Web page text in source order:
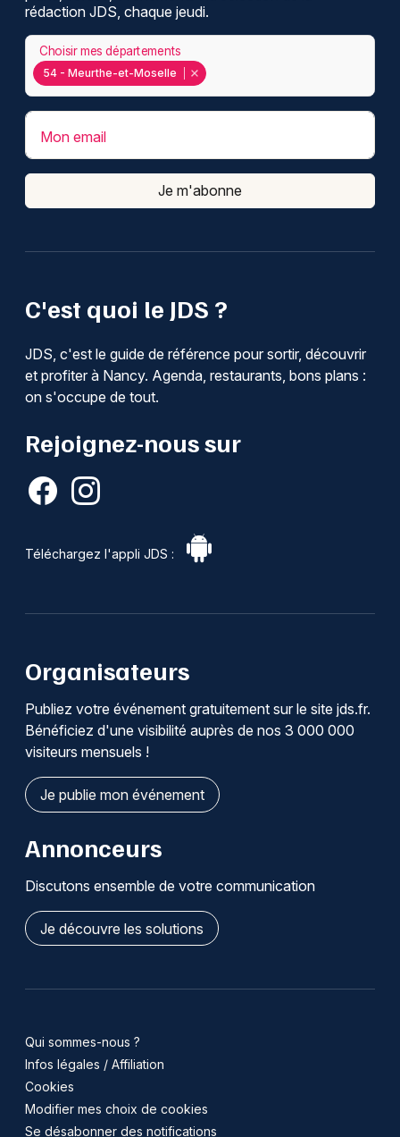
C'est quoi le JDS ?
JDS, c'est le guide de référence pour sortir, découvrir
et profiter à Nancy. Agenda, restaurants, bons plans :
on s'occupe de tout.
Rejoignez-nous sur
Téléchargez l'appli JDS :
rédaction JDS, chaque jeudi.
54 - Meurthe-et-Moselle
Choisir mes départements
Mon email
Je m'abonne
Organisateurs
Publiez votre événement gratuitement sur le site jds.fr.
Bénéficiez d'une visibilité auprès de nos 3 000 000
visiteurs mensuels !
Je publie mon événement
Annonceurs
Discutons ensemble de votre communication
Je découvre les solutions
Qui sommes-nous ?
Infos légales / Affiliation
Cookies
Modifier mes choix de cookies
Se désabonner des notifications